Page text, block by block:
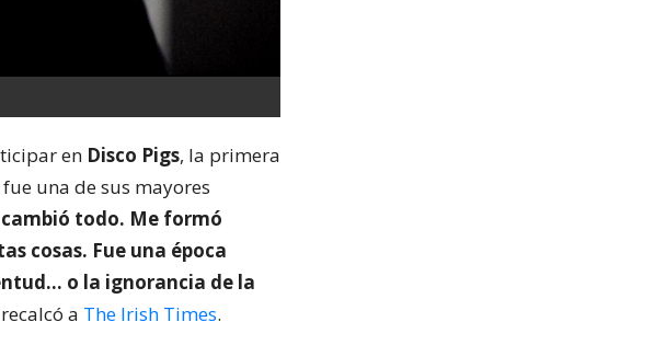
en Disco Pigs, la primera
una de sus mayores
cambió todo. Me formó
cosas. Fue una época
o la ignorancia de la
a The Irish Times.